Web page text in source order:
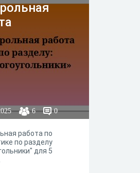
6 0
работа по
по разделу
для 5